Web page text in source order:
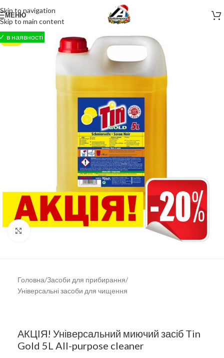
Skip to navigation
Skip to main content
МЕНЮ
-44%
Клацніть, щоб збільшити
Головна/Засоби для прибирання/
Універсальні засоби для чищення
АКЦІЯ! Універсальний миючий засіб Tin
Gold 5L All-purpose cleaner